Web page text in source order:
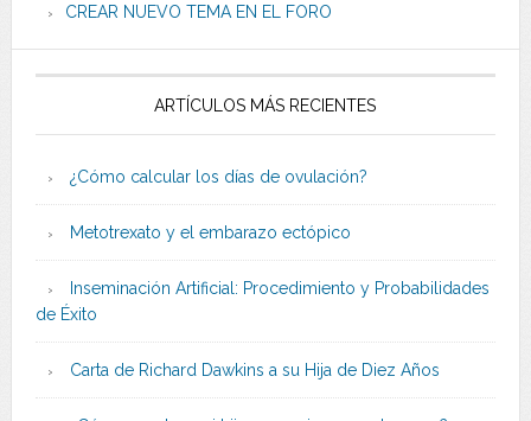
CREAR NUEVO TEMA EN EL FORO
ARTÍCULOS MÁS RECIENTES
¿Cómo calcular los días de ovulación?
Metotrexato y el embarazo ectópico
Inseminación Artificial: Procedimiento y Probabilidades
de Éxito
Carta de Richard Dawkins a su Hija de Diez Años